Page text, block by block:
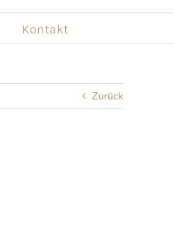
Kontakt
Zurück